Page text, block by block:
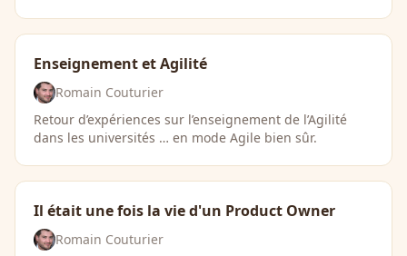
Enseignement et Agilité
Romain Couturier
Retour d’expériences sur l’enseignement de l’Agilité
dans les universités … en mode Agile bien sûr.
Il était une fois la vie d'un Product Owner
Romain Couturier